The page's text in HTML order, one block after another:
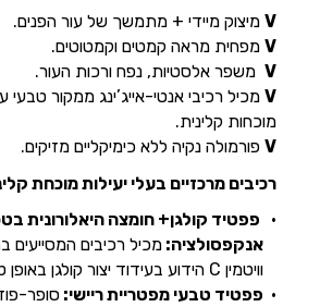
Vמיצוק מיידי + מתמשך של עור הפנים.
Vמפחית מראה קמטים וקמטוטים.
Vמשפר אלסטיות, נפח ורכות העור.
Vמכיל רכיבי אנטי-אייג’ינג ממקור טבעי
מוכחות קלינית.
Vפורמולה נקיה ללא כימיקליים מזיקים.
רכיבים מרכזיים בעלי יעילות מוכחת
פפטיד קולגן+ חומצה היאלורונית
אנקפסולציה: מכיל רכיבים
וויטמין C הידוע בעידוד יצור קולגן באופן טבעי בתאי העור
פפטיד טבעי מפטריית ריישי: סופר-